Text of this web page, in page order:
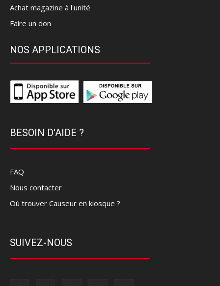
Achat magazine à l'unité
Faire un don
NOS APPLICATIONS
BESOIN D'AIDE ?
FAQ
Nous contacter
Où trouver Causeur en kiosque ?
SUIVEZ-NOUS